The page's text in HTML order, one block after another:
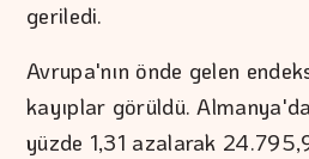
geriledi.
Avrupa'nın önde gelen
kayıplar görüldü.
yüzde 1,31 azalarak